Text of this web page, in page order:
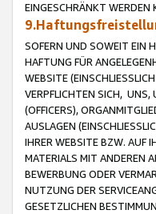
EINGESCHRÄNKT WERDEN
SOFERN UND SOWEIT EIN
HAFTUNG FÜR
WEBSITE
VERPFLICHTEN SICH, UNS,
(OFFICERS),
AUSLAGEN
IHRER WEBSITE BZW. AUF
MATERIALS MIT ANDEREN
BEWERBUNG ODER
NUTZUNG DER
GESETZLICHEN